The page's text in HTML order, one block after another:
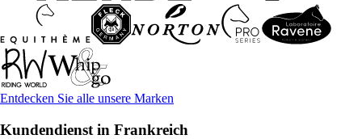
Entdecken Sie alle unsere Marken
Kundendienst in Frankreich